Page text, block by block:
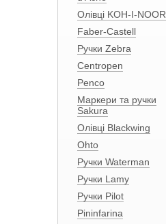
Олівці KOH-I-NOOR
Faber-Castell
Ручки Zebra
Centropen
Penco
Маркери та ручки
Sakura
Олівці Blackwing
Ohto
Ручки Waterman
Ручки Lamy
Ручки Pilot
Pininfarina